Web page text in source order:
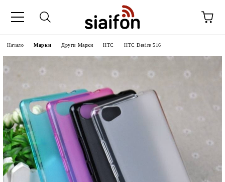
Начало Марки Други Марки HTC HTC Desire 516